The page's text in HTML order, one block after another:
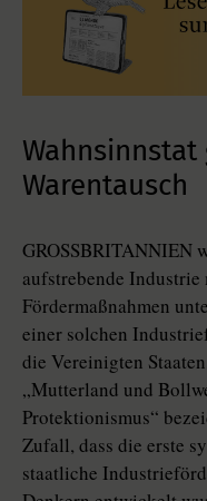
Wahnsinnstat
Warentausch
GROSSBRITANNIEN
aufstrebende
Fördermaßnahmen
einer solchen
die Vereinigten
„Mutterland und
Protektionismus“
Zufall, dass die erste
staatliche